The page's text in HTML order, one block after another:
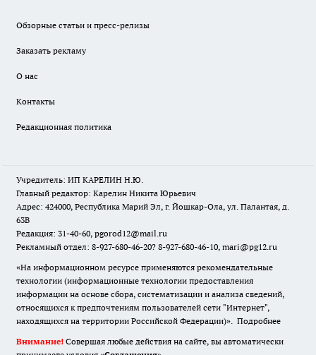
Обзорные статьи и пресс-релизы
Заказать рекламу
О нас
Контакты
Редакционная политика
Учредитель: ИП КАРЕЛИН Н.Ю.
Главный редактор: Карелин Никита Юрьевич
Адрес: 424000, Республика Марий Эл, г. Йошкар-Ола, ул. Палантая, д.
63В
Редакция: 31-40-60, pgorod12@mail.ru
Рекламный отдел: 8-927-680-46-20? 8-927-680-46-10, mari@pg12.ru
«На информационном ресурсе применяются рекомендательные
технологии (информационные технологии предоставления
информации на основе сбора, систематизации и анализа сведений,
относящихся к предпочтениям пользователей сети "Интернет",
находящихся на территории Российской Федерации)». Подробнее
Внимание! Совершая любые действия на сайте, вы автоматически